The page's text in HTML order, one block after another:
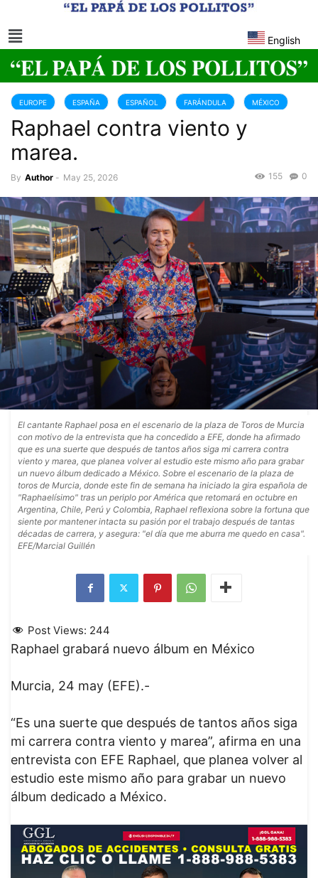
English
EUROPE ESPAÑA ESPAÑOL FARÁNDULA MÉXICO
Raphael contra viento y
marea.
By Author - May 25, 2026 0
155
El cantante Raphael posa en el escenario de la plaza de Toros de Murcia
con motivo de la entrevista que ha concedido a EFE, donde ha afirmado
que es una suerte que después de tantos años siga mi carrera contra
viento y marea, que planea volver al estudio este mismo año para grabar
un nuevo álbum dedicado a México. Sobre el escenario de la plaza de
toros de Murcia, donde este fin de semana ha iniciado la gira española de
"Raphaelísimo" tras un periplo por América que retomará en octubre en
Argentina, Chile, Perú y Colombia, Raphael reflexiona sobre la fortuna que
siente por mantener intacta su pasión por el trabajo después de tantas
décadas de carrera, y asegura: "el día que me aburra me quedo en casa".
EFE/Marcial Guillén
Post Views: 244
Raphael grabará nuevo álbum en México
Murcia, 24 may (EFE).-
“Es una suerte que después de tantos años siga
mi carrera contra viento y marea”, afirma en una
entrevista con EFE Raphael, que planea volver al
estudio este mismo año para grabar un nuevo
álbum dedicado a México.